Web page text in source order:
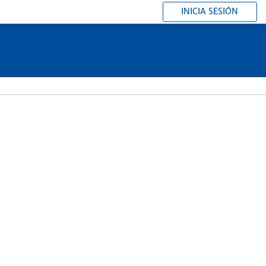
INICIA SESIÓN